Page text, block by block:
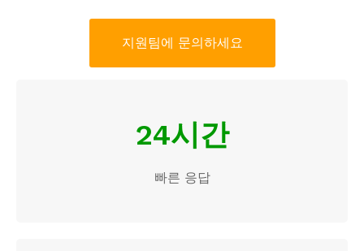
지원팀에 문의하세요
24시간
빠른 응답